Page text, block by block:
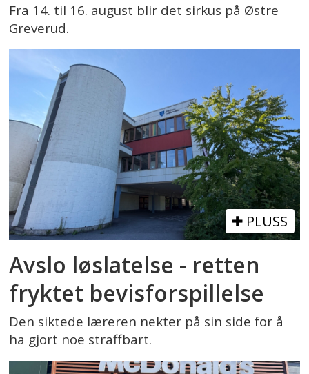
Fra 14. til 16. august blir det sirkus på Østre
Greverud.
PLUSS
Avslo løslatelse - retten
fryktet bevisforspillelse
Den siktede læreren nekter på sin side for å
ha gjort noe straffbart.